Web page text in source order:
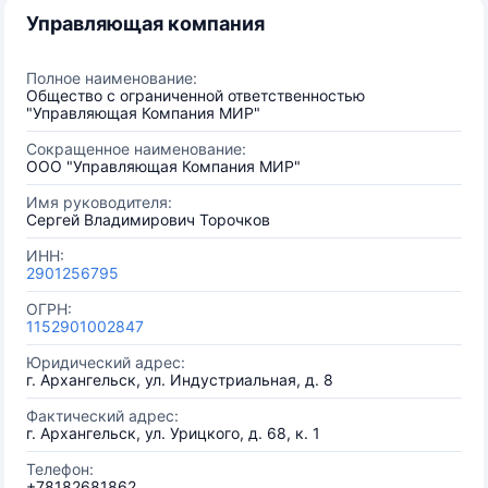
Управляющая компания
Полное наименование:
Общество с ограниченной ответственностью
"Управляющая Компания МИР"
Сокращенное наименование:
ООО "Управляющая Компания МИР"
Имя руководителя:
Сергей Владимирович Торочков
ИНН:
2901256795
ОГРН:
1152901002847
Юридический адрес:
г. Архангельск, ул. Индустриальная, д. 8
Фактический адрес:
г. Архангельск, ул. Урицкого, д. 68, к. 1
Телефон: